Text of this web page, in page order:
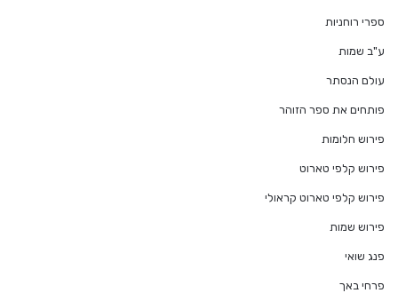
ספרי רוחניות
ע"ב שמות
עולם הנסתר
פותחים את ספר הזוהר
פירוש חלומות
פירוש קלפי טארוט
פירוש קלפי טארוט קראולי
פירוש שמות
פנג שואי
פרחי באך